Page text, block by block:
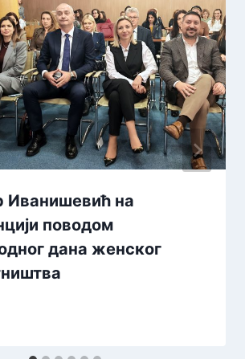
Иванишевић на
поводом
дана женског